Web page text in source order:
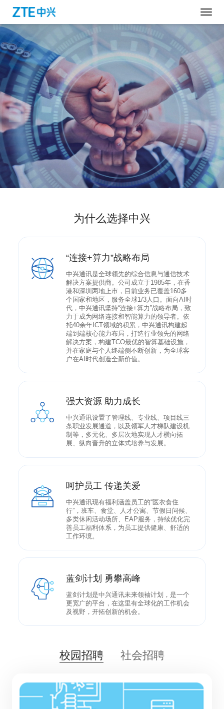
为什么选择中兴
“连接+算力”战略布局
中兴通讯是全球领先的综合信息与通信技术
解决方案提供商。公司成立于1985年，在香
港和深圳两地上市，目前业务已覆盖160多
个国家和地区，服务全球1/3人口。面向AI时
代，中兴通讯坚持“连接+算力”战略布局，致
力于成为网络连接和智能算力的领导者。依
托40余年ICT领域的积累，中兴通讯构建起
端到端核心能力布局，打造行业领先的网络
解决方案，构建TCO最优的智算基础设施，
并在家庭与个人终端侧不断创新，为全球客
户在AI时代创造全新价值。
强大资源 助力成长
中兴通讯设置了管理线、专业线、项目线三
条职业发展通道，以及领军人才梯队建设机
制等，多元化、多层次地实现人才横向拓
展、纵向晋升的立体式培养与发展。
呵护员工 传递关爱
中兴通讯现有福利涵盖员工的“医衣食住
行”，班车、食堂、人才公寓、节假日问候、
多类休闲活动场所、EAP服务，持续优化完
善员工福利体系，为员工提供健康、舒适的
工作环境。
蓝剑计划 勇攀高峰
蓝剑计划是中兴通讯未来领袖计划，是一个
更宽广的平台，在这里有全球化的工作机会
及视野，开拓创新的机会。
校园招聘 社会招聘